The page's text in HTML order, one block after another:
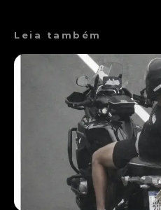
Leia também